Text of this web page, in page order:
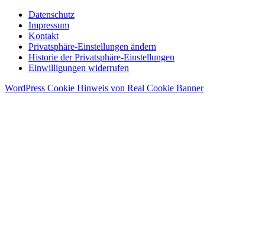
Datenschutz
Impressum
Kontakt
Privatsphäre-Einstellungen ändern
Historie der Privatsphäre-Einstellungen
Einwilligungen widerrufen
WordPress Cookie Hinweis von Real Cookie Banner